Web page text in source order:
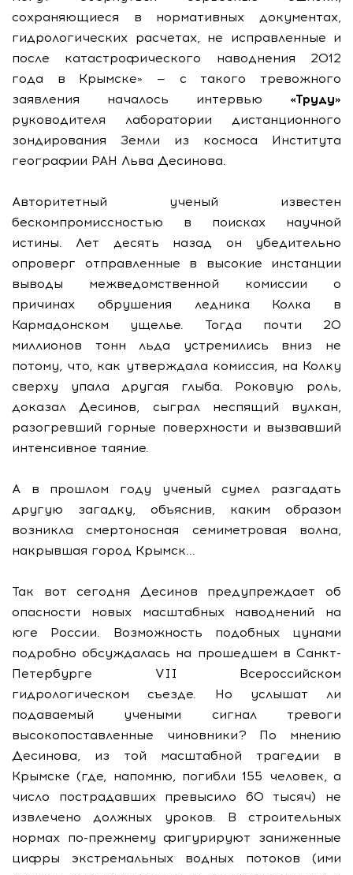
сохраняющиеся в нормативных документах,
гидрологических расчетах, не исправленные и
после катастрофического наводнения 2012
года в Крымске» — с такого тревожного
заявления началось интервью «Труду»
руководителя лаборатории дистанционного
зондирования Земли из космоса Института
географии РАН Льва Десинова.
Авторитетный ученый известен
бескомпромиссностью в поисках научной
истины. Лет десять назад он убедительно
опроверг отправленные в высокие инстанции
выводы межведомственной комиссии о
причинах обрушения ледника Колка в
Кармадонском ущелье. Тогда почти 20
миллионов тонн льда устремились вниз не
потому, что, как утверждала комиссия, на Колку
сверху упала другая глыба. Роковую роль,
доказал Десинов, сыграл неспящий вулкан,
разогревший горные поверхности и вызвавший
интенсивное таяние.
А в прошлом году ученый сумел разгадать
другую загадку, объяснив, каким образом
возникла смертоносная семиметровая волна,
накрывшая город Крымск...
Так вот сегодня Десинов предупреждает об
опасности новых масштабных наводнений на
юге России. Возможность подобных цунами
подробно обсуждалась на прошедшем в Санкт-
Петербурге VII Всероссийском
гидрологическом съезде. Но услышат ли
подаваемый учеными сигнал тревоги
высокопоставленные чиновники? По мнению
Десинова, из той масштабной трагедии в
Крымске (где, напомню, погибли 155 человек, а
число пострадавших превысило 60 тысяч) не
извлечено должных уроков. В строительных
нормах по-прежнему фигурируют заниженные
цифры экстремальных водных потоков (ими